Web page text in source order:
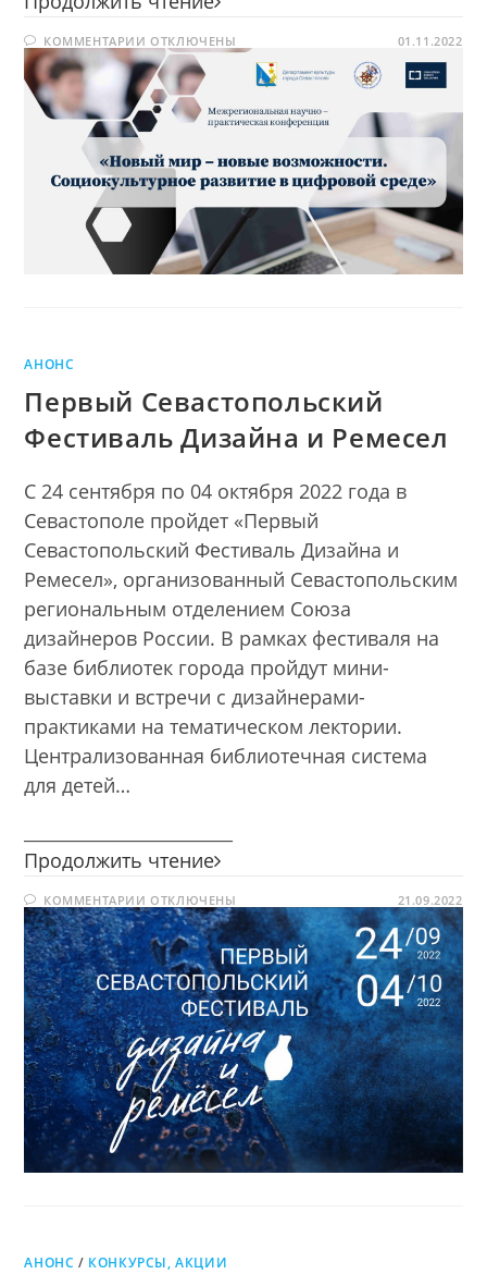
практическая
конференция
«Новый
мир
новые
возможности.
Социокультурное
развитие
в
цифровой
КОММЕНТАРИИ К
ЗАПИСИ
МЕЖРЕГИОНАЛЬНАЯ
НАУЧНО-
ПРАКТИЧЕСКАЯ
КОНФЕРЕНЦИЯ
«НОВЫЙ
МИР
НОВЫЕ
ВОЗМОЖНОСТИ.
СОЦИОКУЛЬТУРНОЕ
РАЗВИТИЕ
ЦИФРОВОЙ
СРЕДЕ»
ОТКЛЮЧЕНЫ 01.11.2022
АНОНС
Первый Севастопольский
Фестиваль Дизайна и Ремесел
С 24 сентября по 04 октября 2022 года в
Севастополе пройдет «Первый
Севастопольский Фестиваль Дизайна и
Ремесел», организованный Севастопольским
региональным отделением Союза
дизайнеров России. В рамках фестиваля на
базе библиотек города пройдут мини-
выставки и встречи с дизайнерами-
практиками на тематическом лектории.
Централизованная библиотечная система
для детей…
Продолжить чтение Первый
Фестиваль
Дизайна
и
Ремесел
КОММЕНТАРИИ К
ЗАПИСИ
ПЕРВЫЙ
СЕВАСТОПОЛЬСКИЙ
ФЕСТИВАЛЬ
ДИЗАЙНА
И
РЕМЕСЕЛ
ОТКЛЮЧЕНЫ 21.09.2022
АНОНС / КОНКУРСЫ, АКЦИИ